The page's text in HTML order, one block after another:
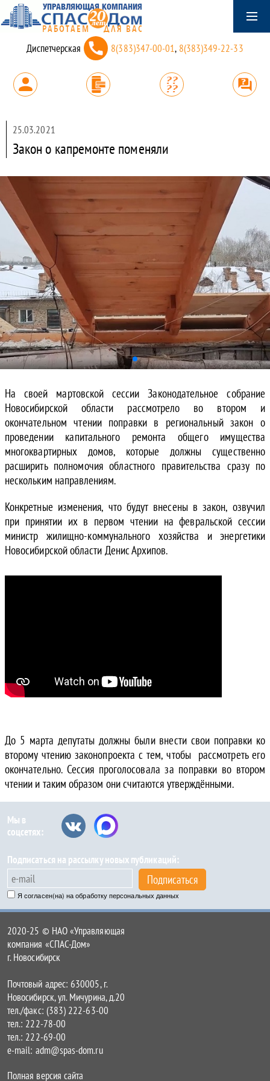
Диспетчерская 8(383)347-00-01, 8(383)349-22-33
25.03.2021
Закон о капремонте поменяли
На своей мартовской сессии Законодательное собрание
Новосибирской области рассмотрело во втором и
окончательном чтении поправки в региональный закон о
проведении капитального ремонта общего имущества
многоквартирных домов, которые должны существенно
расширить полномочия областного правительства сразу по
нескольким направлениям.
Конкретные изменения, что будут внесены в закон, озвучил
при принятии их в первом чтении на февральской сессии
министр жилищно-коммунального хозяйства и энергетики
Новосибирской области Денис Архипов.
До 5 марта депутаты должны были внести свои поправки ко
второму чтению законопроекта с тем, чтобы рассмотреть его
окончательно. Сессия проголосовала за поправки во втором
чтении и таким образом они считаются утверждёнными.
Мы в
соцсетях:
Подписаться на рассылку новых публикаций:
Подписаться
Я согласен(на) на обработку персональных данных
2020-25 © НАО «Управляющая
компания «СПАС-Дом»
г. Новосибирск
Почтовый адрес: 630005, г.
Новосибирск, ул. Мичурина, д.20
тел./факс: (383) 222-63-00
тел.: 222-78-00
тел.: 222-69-00
e-mail: adm@spas-dom.ru
Полная версия сайта